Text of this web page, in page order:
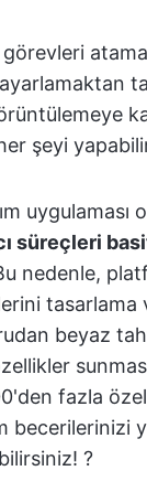
şeyi
uygulaması
süreçleri
nedenle,
tasarlama
beyaz
sunması
fazla
becerilerinizi
?